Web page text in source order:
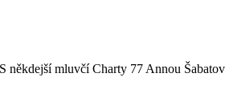
někdejší mluvčí Charty 77 Annou